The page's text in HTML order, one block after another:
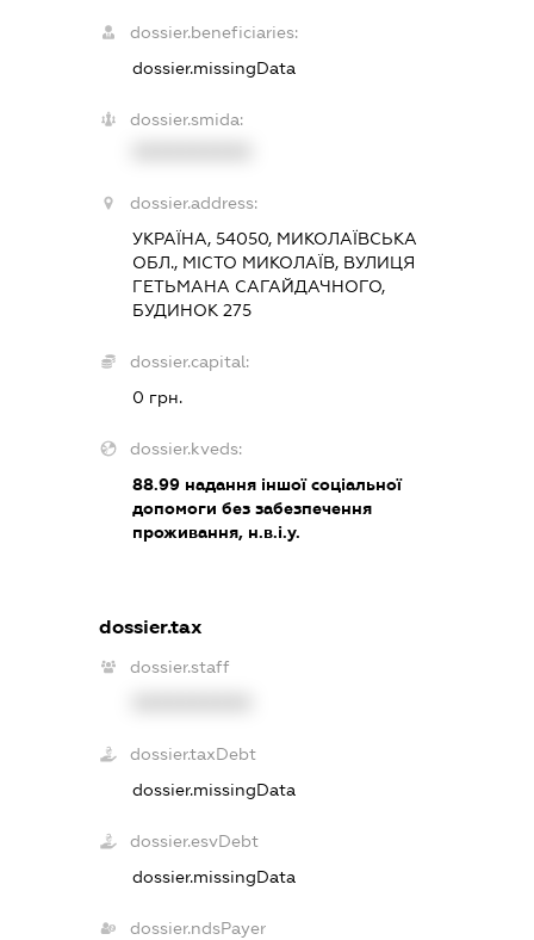
dossier.beneficiaries:
dossier.missingData
dossier.smida:
dossier.address:
УКРАЇНА, 54050, МИКОЛАЇВСЬКА
ОБЛ., МІСТО МИКОЛАЇВ, ВУЛИЦЯ
ГЕТЬМАНА САГАЙДАЧНОГО,
БУДИНОК 275
dossier.capital:
0 грн.
dossier.kveds:
88.99надання іншої соціальної
допомоги без забезпечення
проживання, н.в.і.у.
dossier.tax
dossier.staff
dossier.taxDebt
dossier.missingData
dossier.esvDebt
dossier.missingData
dossier.ndsPayer